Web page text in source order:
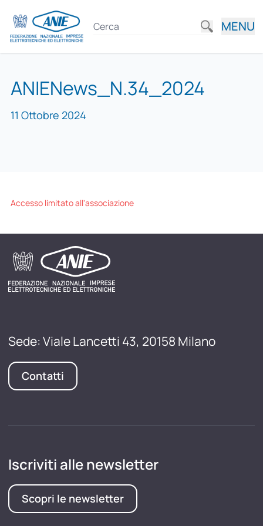
MENU
ANIENews_N.34_2024
11 Ottobre 2024
Accesso limitato all'associazione
Sede: Viale Lancetti 43, 20158 Milano
Contatti
Iscriviti alle newsletter
Scopri le newsletter